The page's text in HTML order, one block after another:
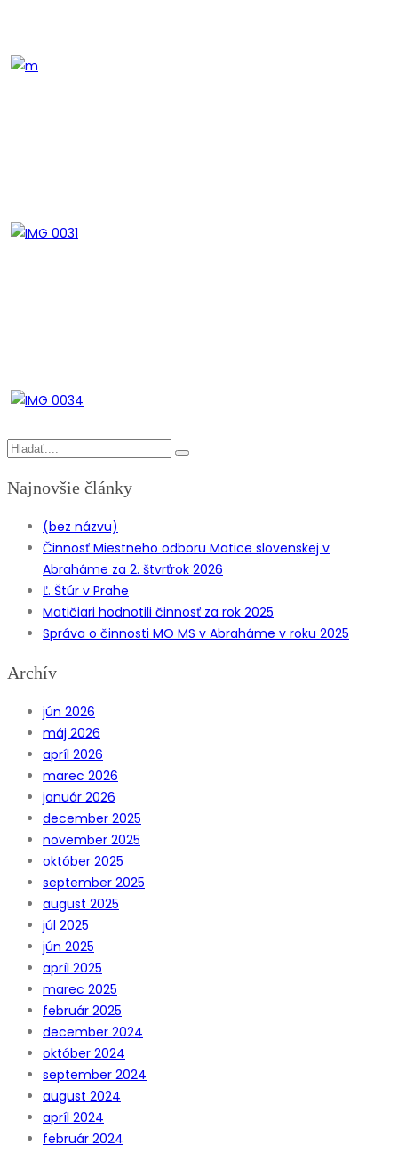
Najnovšie články
(bez názvu)
Činnosť Miestneho odboru Matice slovenskej v
Abraháme za 2. štvrťrok 2026
Ľ. Štúr v Prahe
Matičiari hodnotili činnosť za rok 2025
Správa o činnosti MO MS v Abraháme v roku 2025
Archív
jún 2026
máj 2026
apríl 2026
marec 2026
január 2026
december 2025
november 2025
október 2025
september 2025
august 2025
júl 2025
jún 2025
apríl 2025
marec 2025
február 2025
december 2024
október 2024
september 2024
august 2024
apríl 2024
február 2024